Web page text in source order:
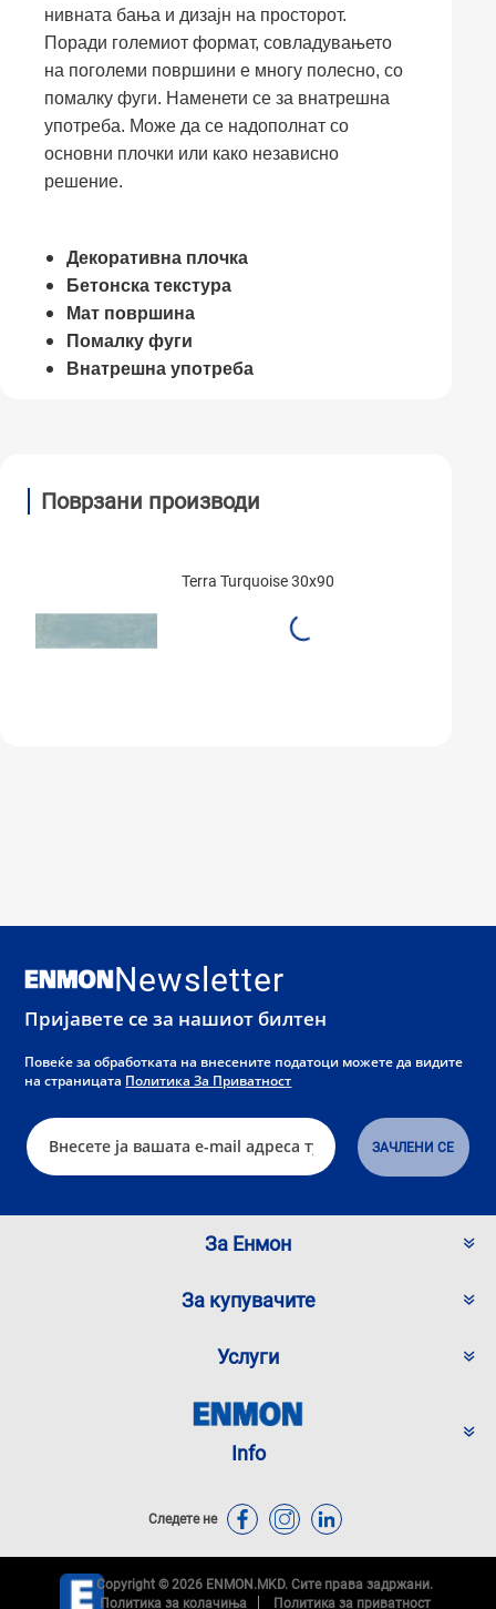
нивната бања и дизајн на просторот.
Поради големиот формат, совладувањето
на поголеми површини е многу полесно, со
помалку фуги. Наменети се за внатрешна
употреба. Може да се надополнат со
основни плочки или како независно
решение.
Декоративна плочка
Бетонска текстура
Мат површина
Помалку фуги
Внатрешна употреба
Поврзани производи
Terra Turquoise 30x90
Newsletter
Пријавете се за нашиот билтен
Повеќе за обработката на внесените податоци можете да видите
на страницата Политика За Приватност
За Енмон
За купувачите
Услуги
Info
Следете не
Copyright © 2026 ENMON.MKD. Сите права задржани.
Политика за колачиња
Политика за приватност